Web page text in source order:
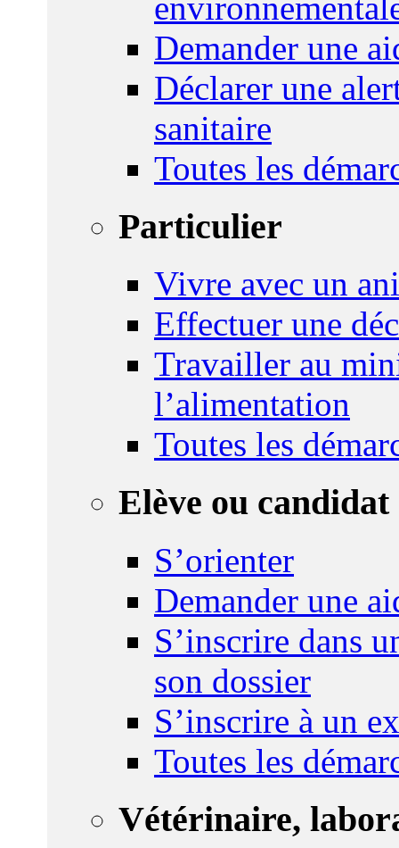
Demander une
Déclarer une
sanitaire
Toutes les
Particulier
Vivre avec un
Effectuer une
Travailler au
l’alimentation
Toutes les
Elève ou candidat
S’orienter
Demander une
S’inscrire dans
son dossier
S’inscrire à un
Toutes les
Vétérinaire,